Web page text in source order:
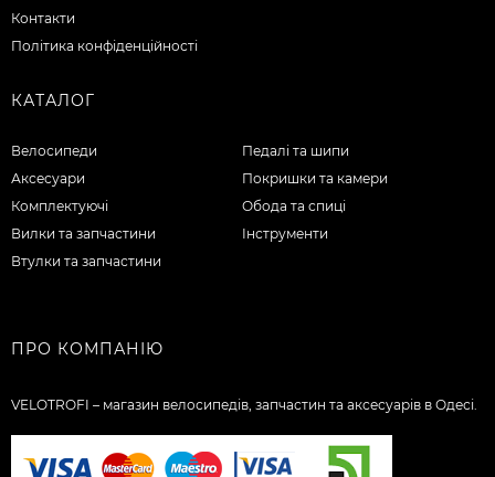
Контакти
Політика конфіденційності
КАТАЛОГ
Велосипеди
Аксесуари
Комплектуючі
Вилки та запчастини
Втулки та запчастини
Педалі та шипи
Покришки та камери
Обода та спиці
Інструменти
ПРО КОМПАНІЮ
VELOTROFI – магазин велосипедів, запчастин та аксесуарів в Одесі.